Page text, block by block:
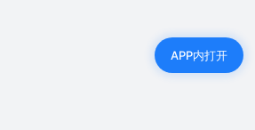
APP内打开